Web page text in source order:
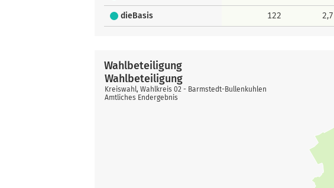
dieBasis 122
Wahlbeteiligung
Wahlbeteiligung
Kreiswahl, Wahlkreis 02 - Barmstedt-Bullenkuhlen
Amtliches Endergebnis